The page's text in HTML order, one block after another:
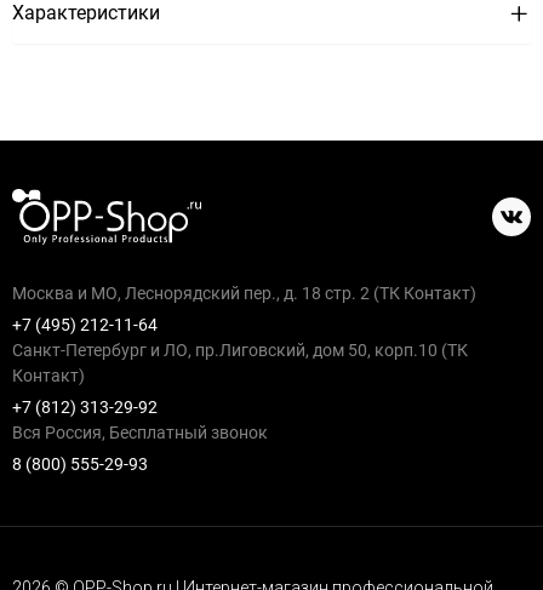
Характеристики
Москва и МО, Леснорядский пер., д. 18 стр. 2 (ТК Контакт)
+7 (495) 212-11-64
Санкт-Петербург и ЛО, пр.Лиговский, дом 50, корп.10 (ТК
Контакт)
+7 (812) 313-29-92
Вся Россия, Бесплатный звонок
8 (800) 555-29-93